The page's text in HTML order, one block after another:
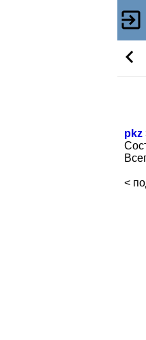
pkz
<